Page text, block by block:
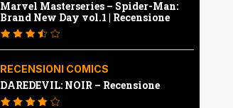
Marvel Masterseries – Spider-Man:
Brand New Day vol.1 | Recensione
RECENSIONI COMICS
DAREDEVIL: NOIR – Recensione